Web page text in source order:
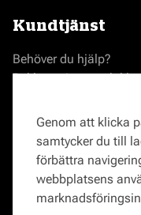
Kundtjänst
Behöver du hjälp?
Reklamationer och
Frågor om verkstäder?
Genom att klicka
samtycker du till
förbättra
webbplatsens